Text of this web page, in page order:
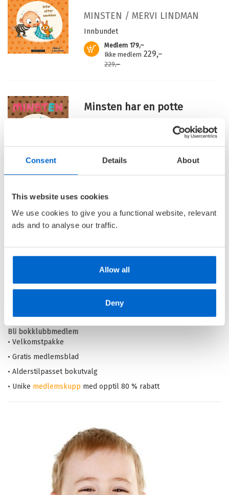
Consent Details About
This website uses cookies
We use cookies to give you a functional website, relevant
ads and to analyse our traffic.
Allow all
Deny
MINSTEN /MERVI LINDMAN
Innbundet
Medlem 179,–
Ikke medlem 229,–
229,–
Kjøp
Minsten har en potte
MERVI LINDMAN
Medlem
229,–
Kjøp
Barnas Egen Bokverden – 100% leselyst!
Din barnebokhandel på nett
• Best på barnebøker
• Alltid lave priser og maks rabatt
• Alltid godetilbudmed knallpriser
Bli bokklubbmedlem
• Velkomstpakke
• Gratis medlemsblad
• Alderstilpasset bokutvalg
• Unike medlemskupp med opptil 80 % rabatt